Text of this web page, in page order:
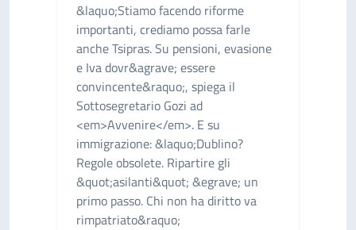
&laquo;Stiamo facendo riforme
importanti, crediamo possa farle
anche Tsipras. Su pensioni, evasione
e Iva dovr&agrave; essere
convincente&raquo;, spiega il
Sottosegretario Gozi ad
<em>Avvenire</em>. E su
immigrazione: &laquo;Dublino?
Regole obsolete. Ripartire gli
&quot;asilanti&quot; &egrave; un
primo passo. Chi non ha diritto va
rimpatriato&raquo;